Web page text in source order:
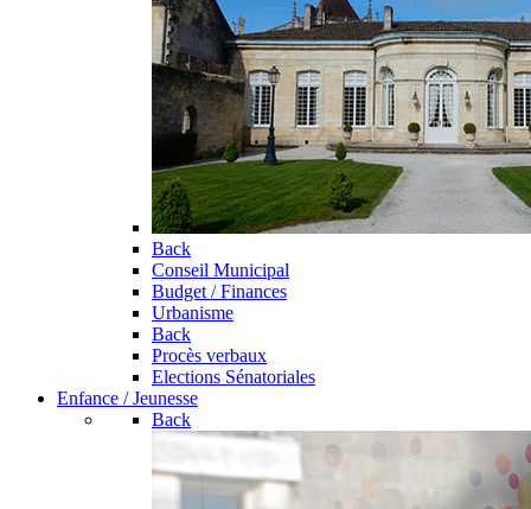
Back
Conseil Municipal
Budget / Finances
Urbanisme
Back
Procès verbaux
Elections Sénatoriales
Enfance / Jeunesse
Back